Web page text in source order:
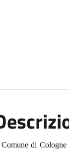
di